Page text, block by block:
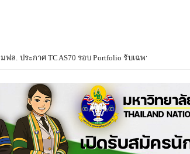
มฟล. ประกาศ TCAS70 รอบ Portfolio รับเฉพาะแฟ้มสะส